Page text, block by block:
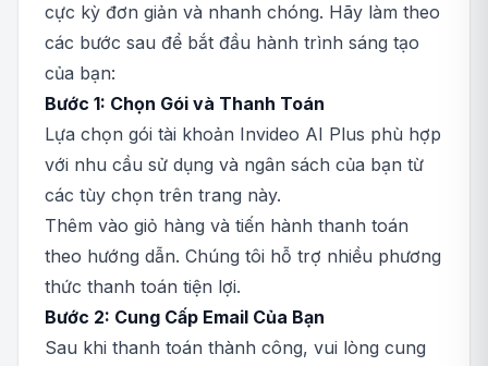
cực kỳ đơn giản và nhanh chóng. Hãy làm theo
các bước sau để bắt đầu hành trình sáng tạo
của bạn:
Bước 1: Chọn Gói và Thanh Toán
Lựa chọn gói tài khoản Invideo AI Plus phù hợp
với nhu cầu sử dụng và ngân sách của bạn từ
các tùy chọn trên trang này.
Thêm vào giỏ hàng và tiến hành thanh toán
theo hướng dẫn. Chúng tôi hỗ trợ nhiều phương
thức thanh toán tiện lợi.
Bước 2: Cung Cấp Email Của Bạn
Sau khi thanh toán thành công, vui lòng cung